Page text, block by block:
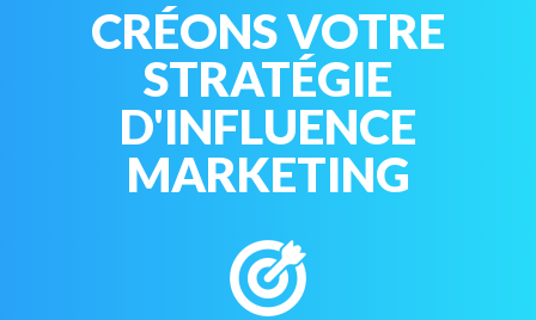
CRÉONS VOTRE
STRATÉGIE
D'INFLUENCE
MARKETING